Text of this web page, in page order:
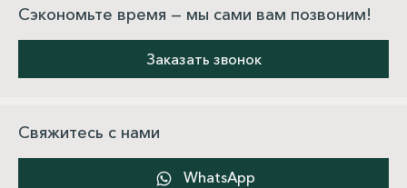
Сэкономьте время — мы сами вам позвоним!
Заказать звонок
Свяжитесь с нами
WhatsApp